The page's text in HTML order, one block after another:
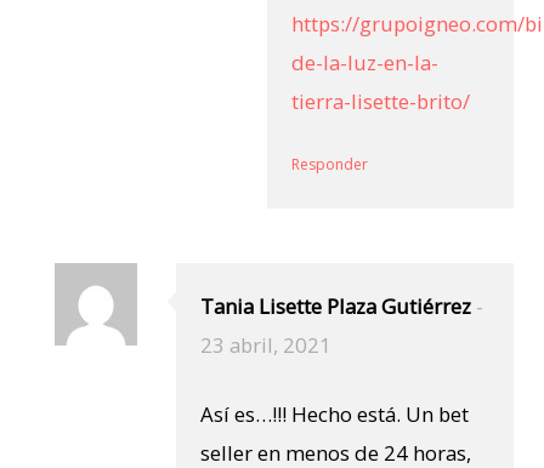
https://grupoigneo.com/
de-la-luz-en-la-
tierra-lisette-brito/
Responder
Tania Lisette Plaza Gutiérrez -
23 abril, 2021
Así es…!!! Hecho está. Un bet
seller en menos de 24 horas,